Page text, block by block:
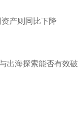
产则同比下降
出海探索能否有效破